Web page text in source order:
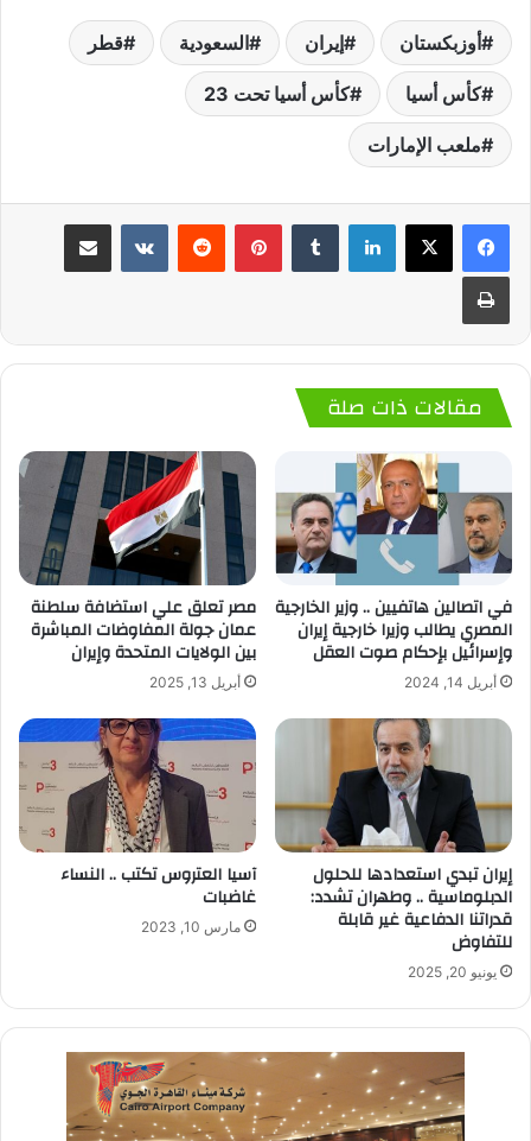
أوزبكستان إيران السعودية قطر
كأس أسيا كأس أسيا تحت 23
ملعب الإمارات
لينكدإن بينتيريست
مقالات ذات صلة
في اتصالين هاتفيين .. وزير الخارجية
المصري يطالب وزيرا خارجية إيران
وإسرائيل بإحكام صوت العقل
أبريل 14, 2024
مصر تعلق علي استضافة سلطنة
عمان جولة المفاوضات المباشرة
بين الولايات المتحدة وإيران
أبريل 13, 2025
إيران تبدي استعدادها للحلول
الدبلوماسية .. وطهران تشدد:
قدراتنا الدفاعية غير قابلة
للتفاوض
يونيو 20, 2025
آسيا العتروس تكتب .. النساء
غاضبات
مارس 10, 2023